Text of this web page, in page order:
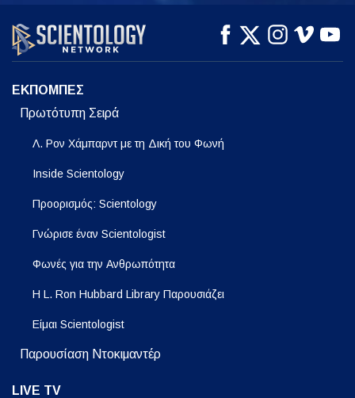
ΠΑΡΑΚΟΛΟΥΘΗΣΤΕ ΠΑΡΑΚΟΛΟΥΘΗΣΤΕ
ΕΞΕΡΕΥΝΗΣΤΕ ΤΗ
ΣΕΙΡΑ
ΕΚΠΟΜΠΕΣ
Πρωτότυπη Σειρά
Λ. Ρον Χάμπαρντ με τη Δική του Φωνή
Inside Scientology
Προορισμός: Scientology
Γνώρισε έναν Scientologist
Φωνές για την Ανθρωπότητα
Η L. Ron Hubbard Library Παρουσιάζει
Είμαι Scientologist
Παρουσίαση Ντοκιμαντέρ
LIVE TV